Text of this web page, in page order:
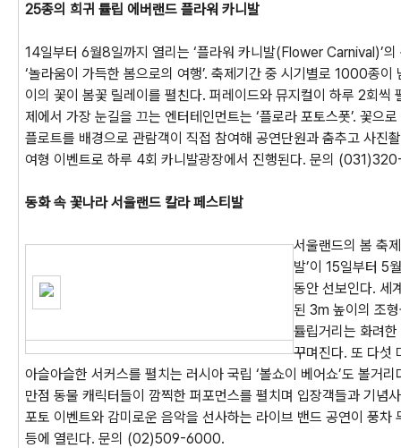
25종의 희귀 튤립 에버랜드 플라워 카니발
14일부터 6월8일까지 열리는 ‘플라워 카니발(Flower Carnival)’의
‘놀라움이 가득한 봄으로의 여행’. 축제기간 중 시기별로 1000종
이의 꽃이 봄꽃 릴레이를 펼친다. 퍼레이드와 뮤지컬이 하루 2회씩
제에서 가장 눈길을 끄는 엔터테인먼트는 ‘플로라 포토스폿’. 꽃으
플로트를 배경으로 관람객이 직접 참여해 공연단원과 춤추고 사진
여형 이벤트로 하루 4회 카니발광장에서 진행된다. 문의
동화 속 꽃나라 서울랜드 칼라 페스티발
서울랜드의 봄 축
발’이 15일부터 5
동안 선보인다. 세
된 3m 높이의 조
튤립거리는 화려
꾸며진다. 또 다섯
아슬아슬한 서커스를 펼치는 러시아 국립 ‘볼쇼이 베어쇼’도 볼거
만점 동물 캐릭터들이 깜찍한 퍼포먼스를 펼치며 입장객들과 기념
포토 이벤트와 감미로운 음악을 선사하는 라이브 밴드 공연이 풍차
등에 열린다. 문의 (02)509-6000.